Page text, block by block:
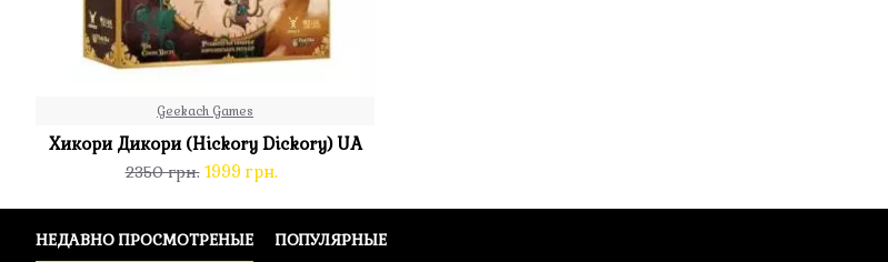
Geekach Games
Хикори Дикори (Hickory Dickory) UA
2350 грн. 1999 грн.
НЕДАВНО ПРОСМОТРЕНЫЕ ПОПУЛЯРНЫЕ